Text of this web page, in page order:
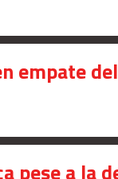
empate
pese a la